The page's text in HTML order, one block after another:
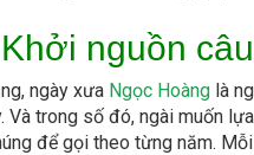
Khởi nguồn
ngày xưa Ngọc Hoànglà
Và trong số đó, ngài muốn
để gọi theo từng năm.